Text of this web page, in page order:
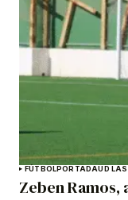
FÚTBOLPORTADAUD
Zeben